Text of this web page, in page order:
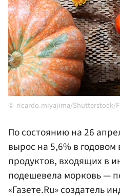
ricardo.miyajima/Shutterstock/
По состоянию на 26
вырос на 5,6% в
продуктов, входящих в
подешевела морковь —
«Газете.Ru» создатель